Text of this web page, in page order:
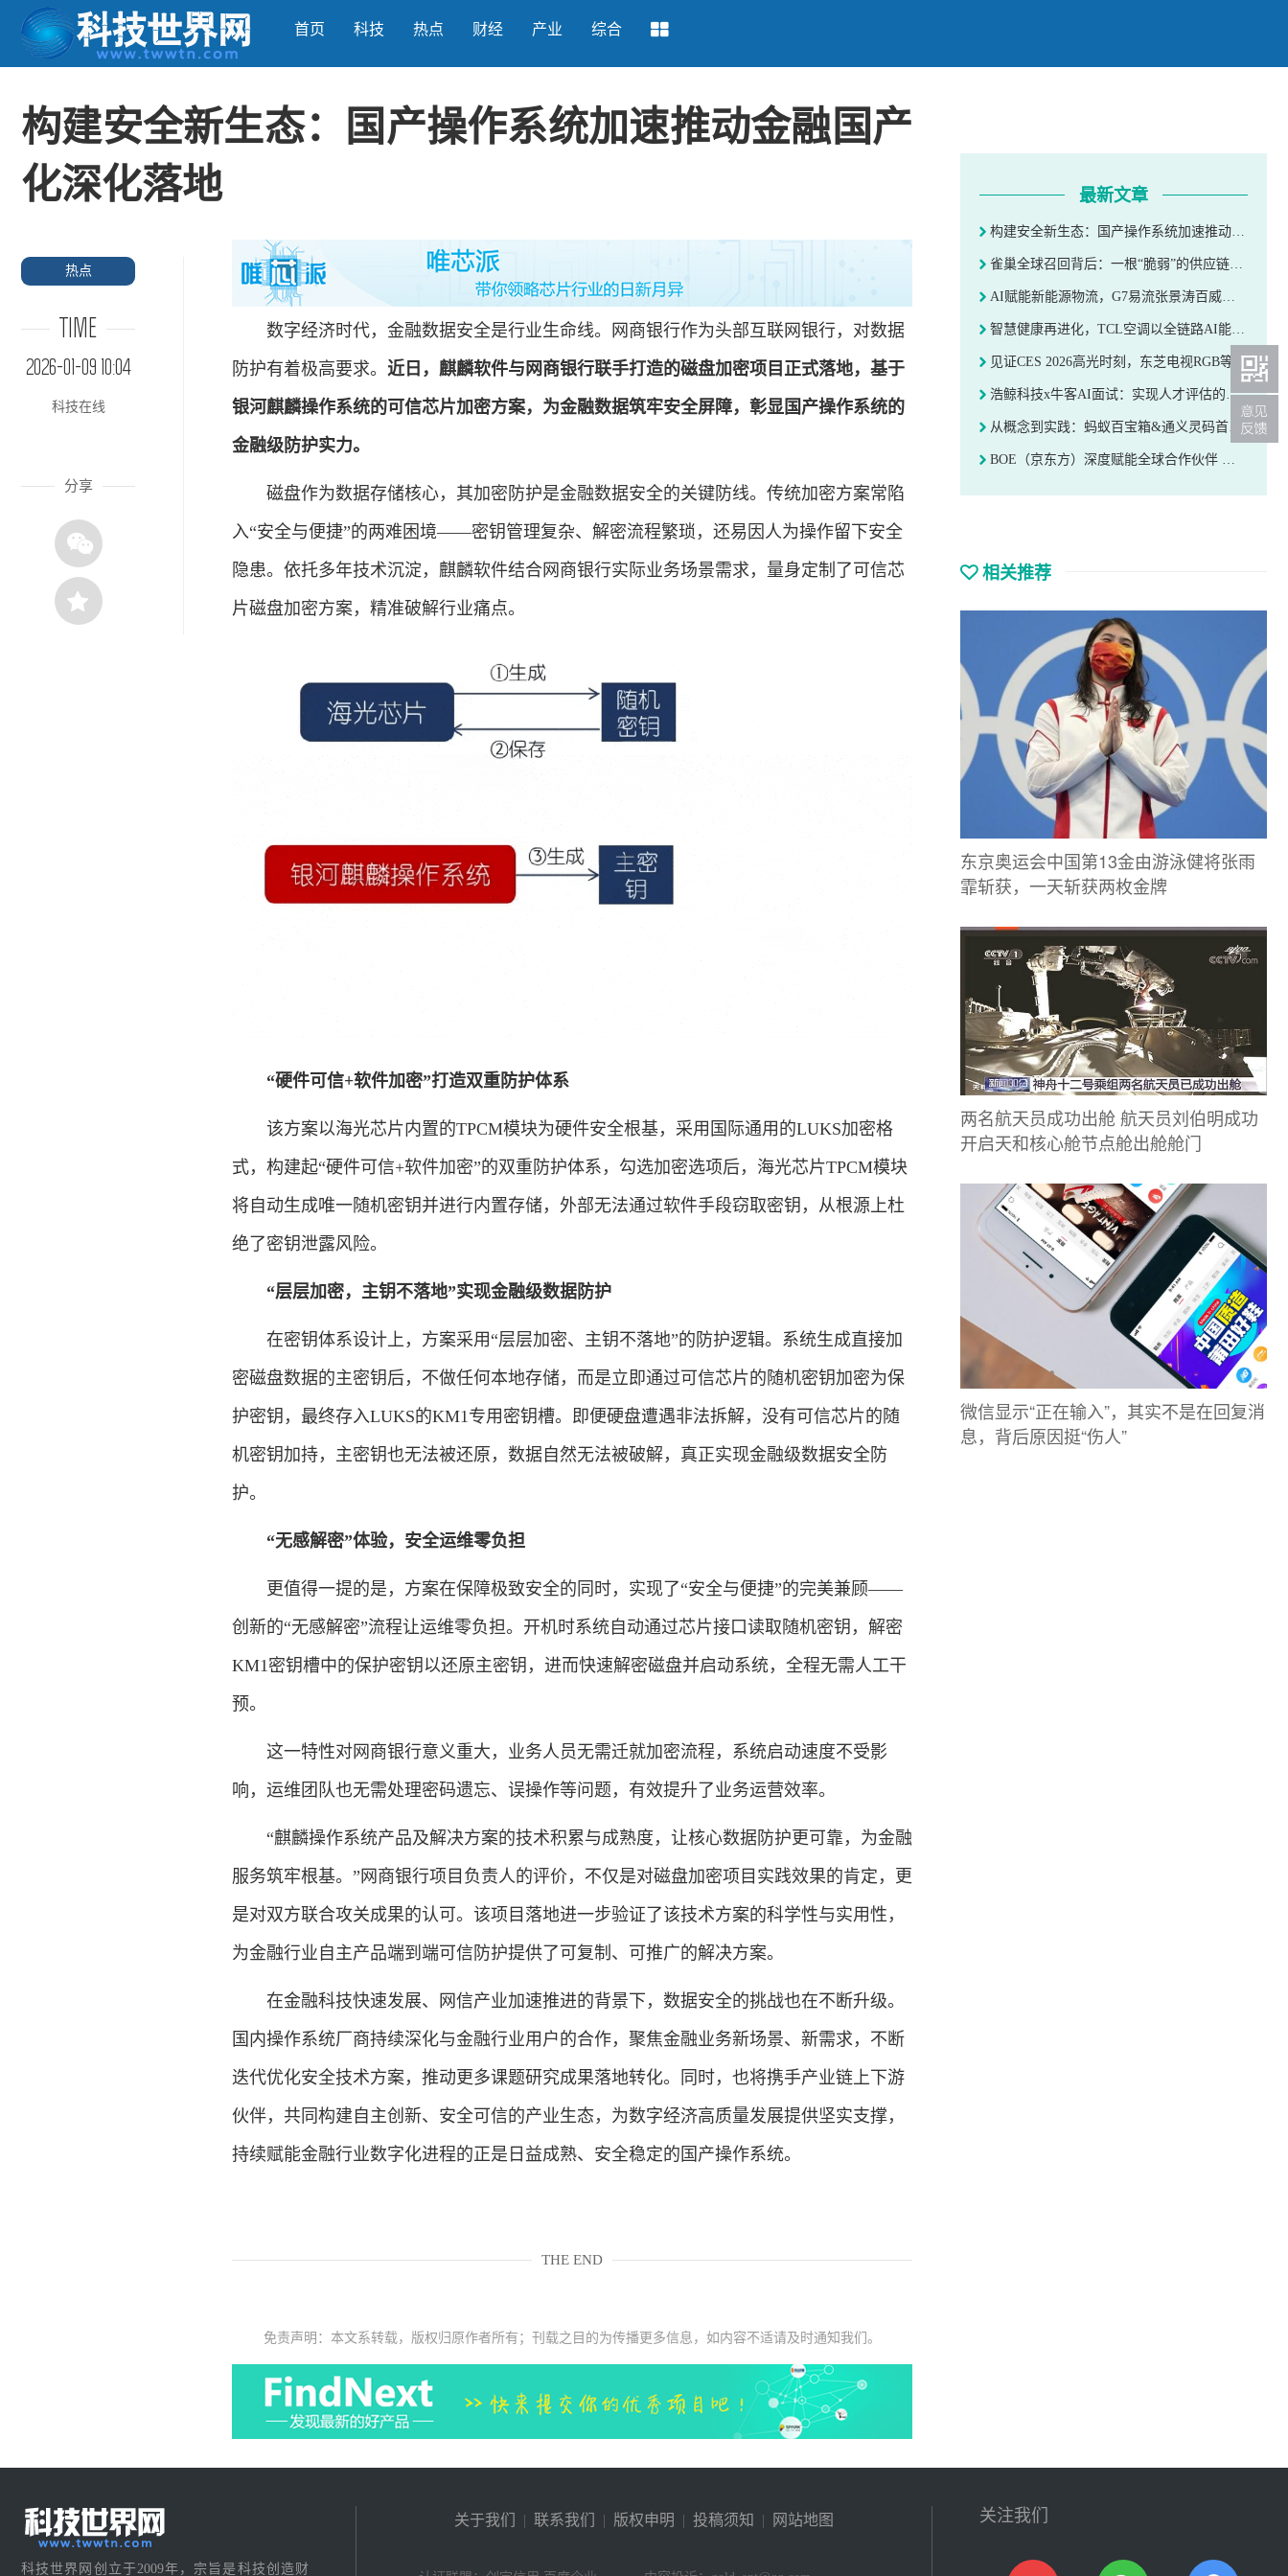
首页 科技 热点 财经 产业 综合
构建安全新生态：国产操作系统加速推动金融国产
化深化落地
热点
TIME
2026-01-09 10:04
科技在线
分享
数字经济时代，金融数据安全是行业生命线。网商银行作为头部互联网银行，对数据
防护有着极高要求。 近日，麒麟软件与网商银行联手打造的磁盘加密项目正式落地，基于
银河麒麟操作系统的可信芯片加密方案，为金融数据筑牢安全屏障，彰显国产操作系统的
金融级防护实力。
磁盘作为数据存储核心，其加密防护是金融数据安全的关键防线。传统加密方案常陷
入“安全与便捷”的两难困境——密钥管理复杂、解密流程繁琐，还易因人为操作留下安全
隐患。依托多年技术沉淀，麒麟软件结合网商银行实际业务场景需求，量身定制了可信芯
片磁盘加密方案，精准破解行业痛点。
“硬件可信+软件加密”打造双重防护体系
该方案以海光芯片内置的TPCM模块为硬件安全根基，采用国际通用的LUKS加密格
式，构建起“硬件可信+软件加密”的双重防护体系，勾选加密选项后，海光芯片TPCM模块
将自动生成唯一随机密钥并进行内置存储，外部无法通过软件手段窃取密钥，从根源上杜
绝了密钥泄露风险。
“层层加密，主钥不落地”实现金融级数据防护
在密钥体系设计上，方案采用“层层加密、主钥不落地”的防护逻辑。系统生成直接加
密磁盘数据的主密钥后，不做任何本地存储，而是立即通过可信芯片的随机密钥加密为保
护密钥，最终存入LUKS的KM1专用密钥槽。即便硬盘遭遇非法拆解，没有可信芯片的随
机密钥加持，主密钥也无法被还原，数据自然无法被破解，真正实现金融级数据安全防
护。
“无感解密”体验，安全运维零负担
更值得一提的是，方案在保障极致安全的同时，实现了“安全与便捷”的完美兼顾——
创新的“无感解密”流程让运维零负担。开机时系统自动通过芯片接口读取随机密钥，解密
KM1密钥槽中的保护密钥以还原主密钥，进而快速解密磁盘并启动系统，全程无需人工干
预。
这一特性对网商银行意义重大，业务人员无需迁就加密流程，系统启动速度不受影
响，运维团队也无需处理密码遗忘、误操作等问题，有效提升了业务运营效率。
“麒麟操作系统产品及解决方案的技术积累与成熟度，让核心数据防护更可靠，为金融
服务筑牢根基。”网商银行项目负责人的评价，不仅是对磁盘加密项目实践效果的肯定，更
是对双方联合攻关成果的认可。该项目落地进一步验证了该技术方案的科学性与实用性，
为金融行业自主产品端到端可信防护提供了可复制、可推广的解决方案。
在金融科技快速发展、网信产业加速推进的背景下，数据安全的挑战也在不断升级。
国内操作系统厂商持续深化与金融行业用户的合作，聚焦金融业务新场景、新需求，不断
迭代优化安全技术方案，推动更多课题研究成果落地转化。同时，也将携手产业链上下游
伙伴，共同构建自主创新、安全可信的产业生态，为数字经济高质量发展提供坚实支撑，
持续赋能金融行业数字化进程的正是日益成熟、安全稳定的国产操作系统。
THE END
免责声明：本文系转载，版权归原作者所有；刊载之目的为传播更多信息，如内容不适请及时通知我们。
最新文章
构建安全新生态：国产操作系统加速推动金融国产化深化落地
雀巢全球召回背后：一根“脆弱”的供应链与婴配粉行业的安全重构
AI赋能新能源物流，G7易流张景涛百威大会分享管理新思路
智慧健康再进化，TCL空调以全链路AI能力，定义新一代AI健康空调
见证CES 2026高光时刻，东芝电视RGB等三大黑科技解锁视听盛宴
浩鲸科技x牛客AI面试：实现人才评估的提效+提质
从概念到实践：蚂蚁百宝箱&通义灵码首届 MCP 插件开发大赛用百余款成果点亮企业场景服务
BOE（京东方）深度赋能全球合作伙伴 以创新技术稳居CES 2026“幕后C位”
相关推荐
东京奥运会中国第13金由游泳健将张雨
霏斩获，一天斩获两枚金牌
两名航天员成功出舱 航天员刘伯明成功
开启天和核心舱节点舱出舱舱门
微信显示“正在输入”，其实不是在回复消
息，背后原因挺“伤人”
科技世界网创立于2009年，宗旨是科技创造财
关于我们 | 联系我们 | 版权申明 | 投稿须知 | 网站地图 关注我们